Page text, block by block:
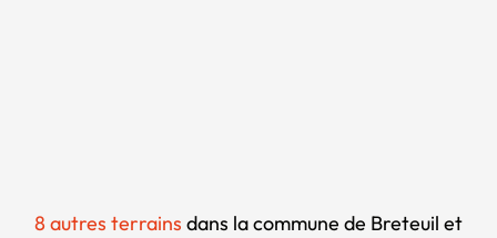
8 autres terrains dans la commune de Breteuil et